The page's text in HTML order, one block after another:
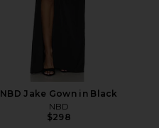
NBD Jake Gown in Black
NBD
$298